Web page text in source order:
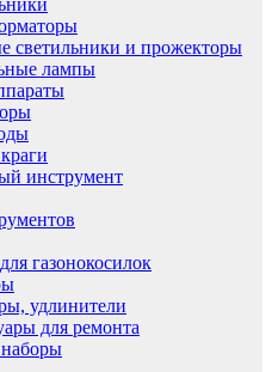
светильники и прожекторы
лампы
инструмент
газонокосилок
удлинители
для ремонта